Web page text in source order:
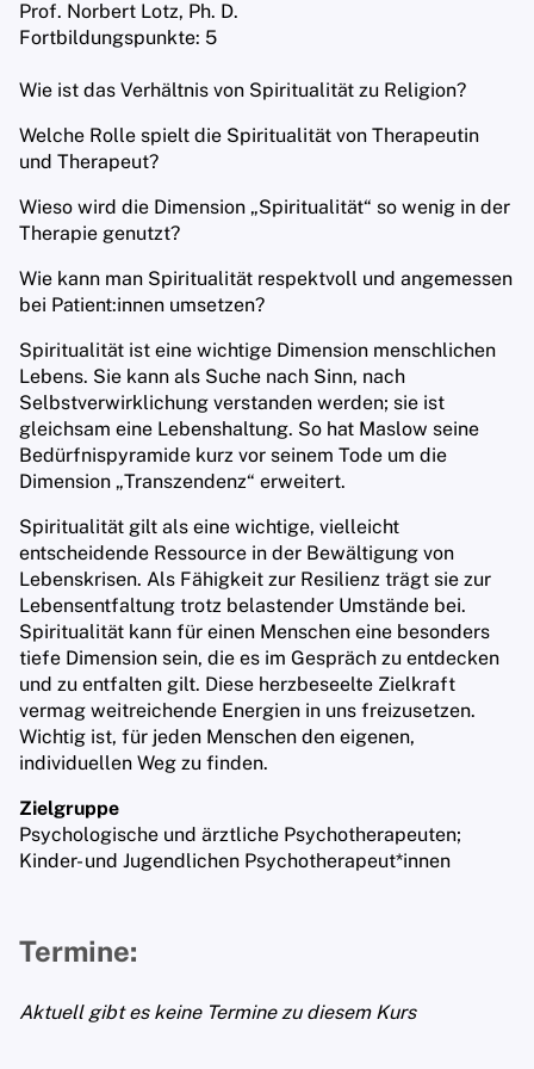
Charlotte Fern
Publikationen
Kontakt
Prof. Norbert Lotz, Ph. D.
Fortbildungspunkte: 5
Wie ist das Verhältnis von Spiritualität zu Religion?
Welche Rolle spielt die Spiritualität von Therapeutin
und Therapeut?
Wieso wird die Dimension „Spiritualität“ so wenig in der
Therapie genutzt?
Wie kann man Spiritualität respektvoll und angemessen
bei Patient:innen umsetzen?
Spiritualität ist eine wichtige Dimension menschlichen
Lebens. Sie kann als Suche nach Sinn, nach
Selbstverwirklichung verstanden werden; sie ist
gleichsam eine Lebenshaltung. So hat Maslow seine
Bedürfnispyramide kurz vor seinem Tode um die
Dimension „Transzendenz“ erweitert.
Spiritualität gilt als eine wichtige, vielleicht
entscheidende Ressource in der Bewältigung von
Lebenskrisen. Als Fähigkeit zur Resilienz trägt sie zur
Lebensentfaltung trotz belastender Umstände bei.
Spiritualität kann für einen Menschen eine besonders
tiefe Dimension sein, die es im Gespräch zu entdecken
und zu entfalten gilt. Diese herzbeseelte Zielkraft
vermag weitreichende Energien in uns freizusetzen.
Wichtig ist, für jeden Menschen den eigenen,
individuellen Weg zu finden.
Zielgruppe
Psychologische und ärztliche Psychotherapeuten;
Kinder- und Jugendlichen Psychotherapeut*innen
Termine:
Aktuell gibt es keine Termine zu diesem Kurs